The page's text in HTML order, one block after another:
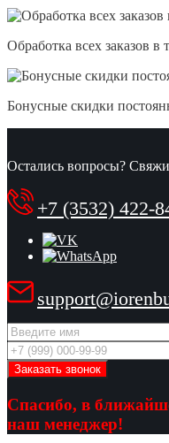
Обработка всех заказов в
Бонусные скидки
Остались вопросы?
+7 (3532) 422-
Спасибо, в
наш менеджер!